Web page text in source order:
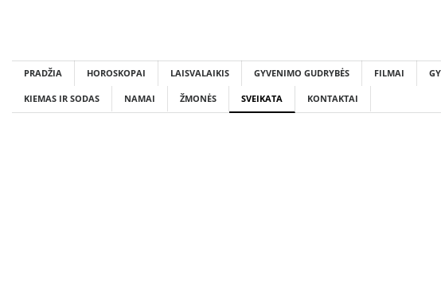
PRADŽIA HOROSKOPAI LAISVALAIKIS GYVENIMO GUDRYBĖS FILMAI
KIEMAS IR SODAS NAMAI ŽMONĖS SVEIKATA KONTAKTAI